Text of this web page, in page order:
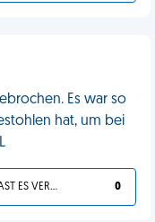
Es war so
hat, um bei
DU HAST ES VERDIENT 0